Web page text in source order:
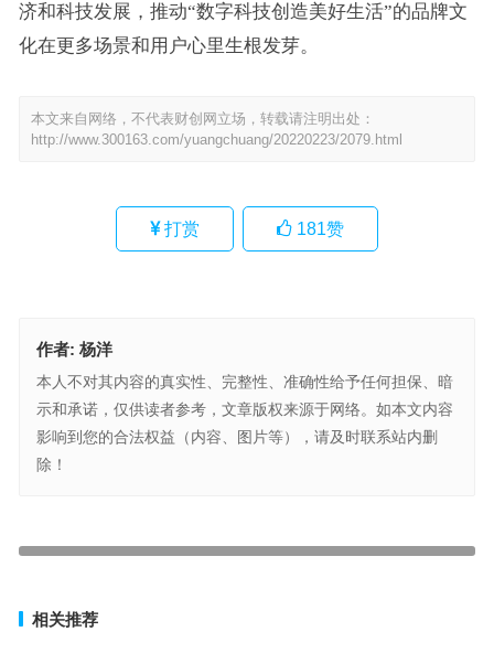
济和科技发展，推动“数字科技创造美好生活”的品牌文
化在更多场景和用户心里生根发芽。
本文来自网络，不代表财创网立场，转载请注明出处：
http://www.300163.com/yuangchuang/20220223/2079.html
打赏 181赞
作者: 杨洋
本人不对其内容的真实性、完整性、准确性给予任何担保、暗
示和承诺，仅供读者参考，文章版权来源于网络。如本文内容
影响到您的合法权益（内容、图片等），请及时联系站内删
除！
相关推荐